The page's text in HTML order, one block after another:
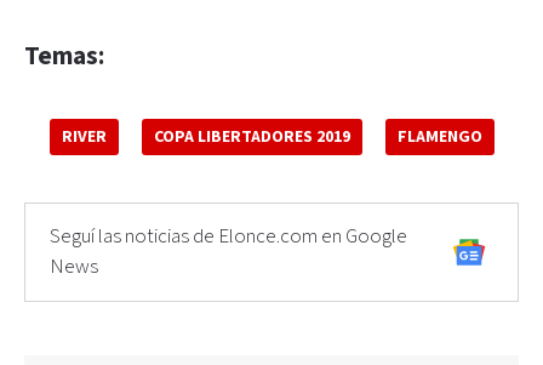
Temas:
RIVER COPA LIBERTADORES 2019 FLAMENGO
Seguí las noticias de Elonce.com en Google
News